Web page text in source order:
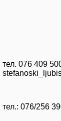
тел. 076 409
тел.: 076/256